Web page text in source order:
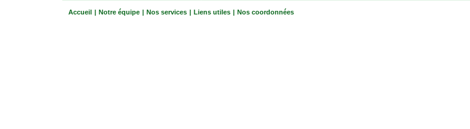
Accueil | Notre équipe | Nos services | Liens utiles | Nos coordonnées